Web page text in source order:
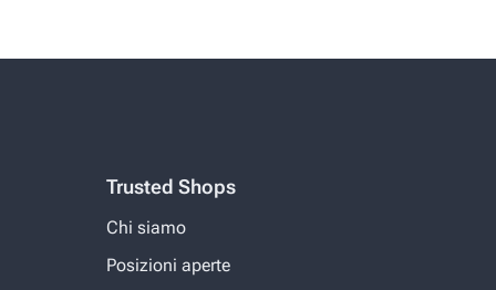
Trusted Shops
Chi siamo
Posizioni aperte